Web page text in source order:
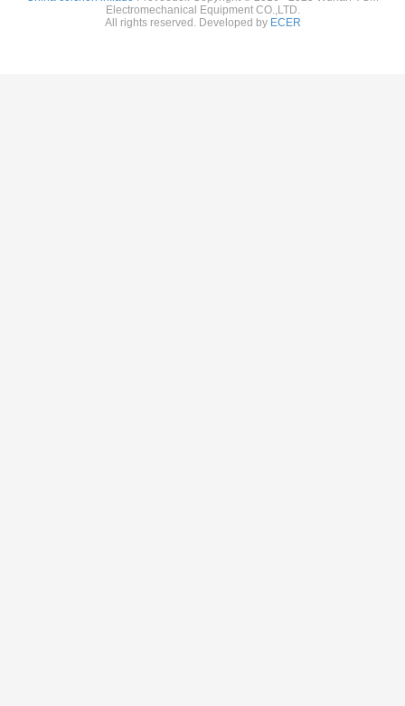
Electromechanical Equipment CO.,LTD.
All rights reserved. Developed by ECER